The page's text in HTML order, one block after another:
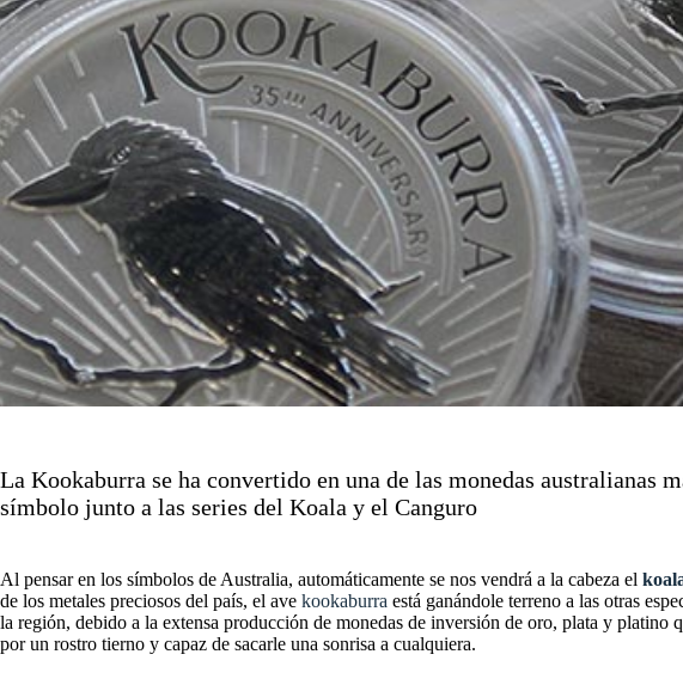
La Kookaburra se ha convertido en una de las monedas australianas
símbolo junto a las series del Koala y el Canguro
Al pensar en los símbolos de Australia, automáticamente se nos vendrá a la cabeza el
de los metales preciosos del país, el ave kookaburra está ganándole terreno a las otras
la región, debido a la extensa producción de monedas de inversión de oro, plata y platino
por un rostro tierno y capaz de sacarle una sonrisa a cualquiera.